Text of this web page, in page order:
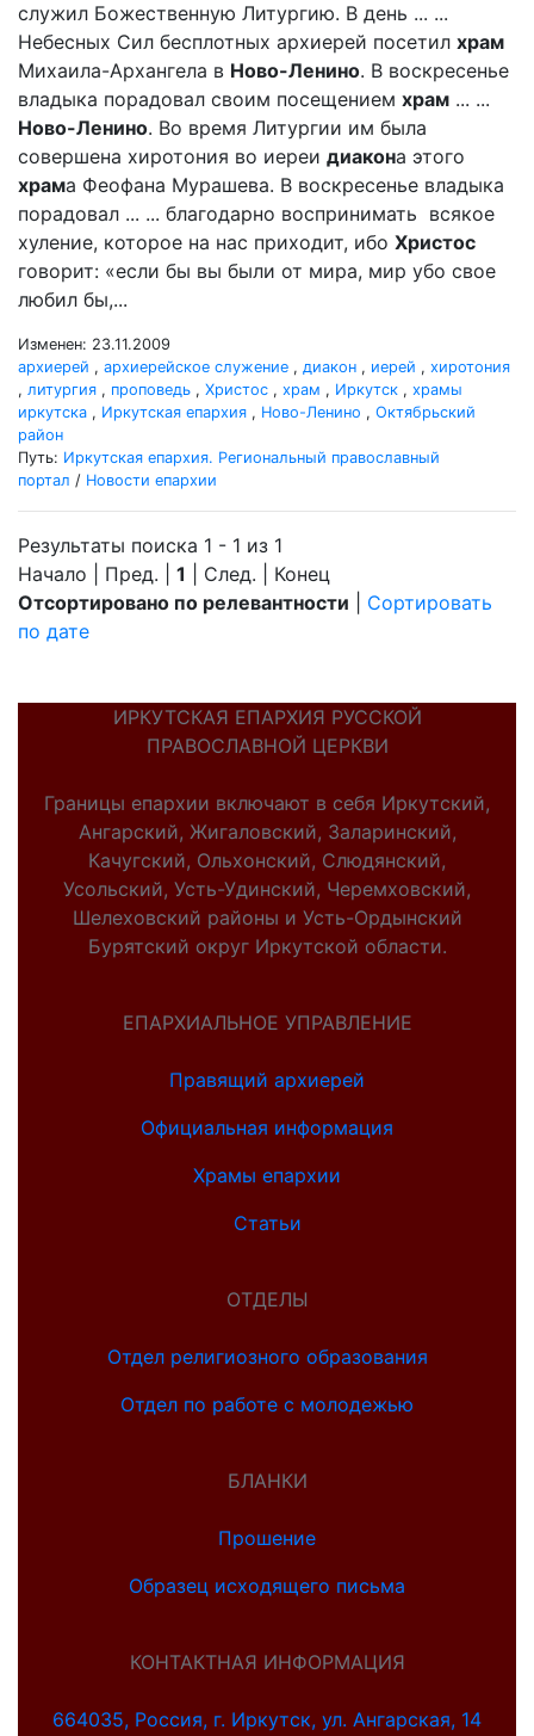
служил Божественную Литургию. В день ... ...
Небесных Сил бесплотных архиерей посетил храм
Михаила-Архангела в Ново-Ленино. В воскресенье
владыка порадовал своим посещением храм ... ...
Ново-Ленино. Во время Литургии им была
совершена хиротония во иереи диакона этого
храма Феофана Мурашева. В воскресенье владыка
порадовал ... ... благодарно воспринимать всякое
хуление, которое на нас приходит, ибо Христос
говорит: «если бы вы были от мира, мир убо свое
любил бы,...
Изменен: 23.11.2009
архиерей , архиерейское служение , диакон , иерей , хиротония
, литургия , проповедь , Христос , храм , Иркутск , храмы
иркутска , Иркутская епархия , Ново-Ленино , Октябрьский
район
Путь: Иркутская епархия. Региональный православный
портал / Новости епархии
Результаты поиска 1 - 1 из 1
Начало | Пред. | 1 | След. | Конец
Отсортировано по релевантности
Сортировать
по дате
ИРКУТСКАЯ ЕПАРХИЯ РУССКОЙ
ПРАВОСЛАВНОЙ ЦЕРКВИ
Границы епархии включают в себя Иркутский,
Ангарский, Жигаловский, Заларинский,
Качугский, Ольхонский, Слюдянский,
Усольский, Усть-Удинский, Черемховский,
Шелеховский районы и Усть-Ордынский
Бурятский округ Иркутской области.
ЕПАРХИАЛЬНОЕ УПРАВЛЕНИЕ
Правящий архиерей
Официальная информация
Храмы епархии
Статьи
ОТДЕЛЫ
Отдел религиозного образования
Отдел по работе с молодежью
БЛАНКИ
Прошение
Образец исходящего письма
КОНТАКТНАЯ ИНФОРМАЦИЯ
664035, Россия, г. Иркутск, ул. Ангарская, 14